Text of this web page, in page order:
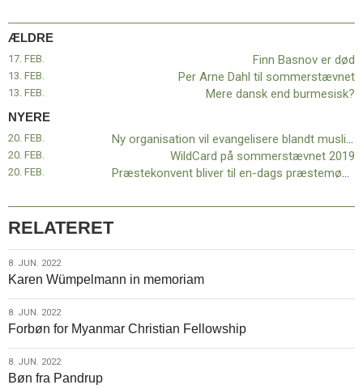
9.0:
Forside
10.0:
Nyheder
11.0:
Kalender
12.0:
Inspiration
14.0:
Mission
15.0:
Om
BaptistKirken
16.0:
Kontakt
indlæg:
Ny
organisation
vil
evangelisere
blandt
muslimerForrige
indlæg:
Basnov
ÆLDRE
17. FEB. Finn Basnov er død
13. FEB. Per Arne Dahl til sommerstævnet
13. FEB. Mere dansk end burmesisk?
NYERE
Ny organisation vil evangelisere blandt muslimer
20. FEB.
WildCard på sommerstævnet 2019
20. FEB.
Præstekonvent bliver til en-dags præstemøde
20. FEB.
RELATERET
8.
jun.
2022
8. JUN. 2022
Karen Wümpelmann in memoriam
8.
jun.
2022
8. JUN. 2022
Forbøn for Myanmar Christian Fellowship
8.
jun.
8. JUN. 2022
Bøn fra Pandrup